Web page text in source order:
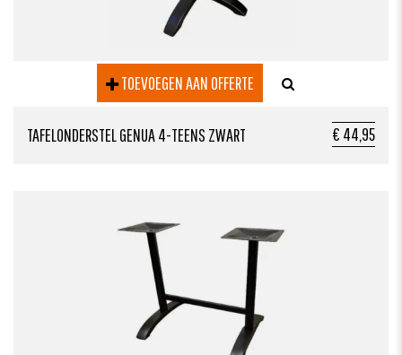
TOEVOEGEN AAN OFFERTE
€ 44,95
TAFELONDERSTEL GENUA 4-TEENS ZWART